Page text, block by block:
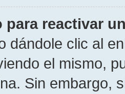
para reactivar
dándole clic al
el mismo,
Sin embargo,